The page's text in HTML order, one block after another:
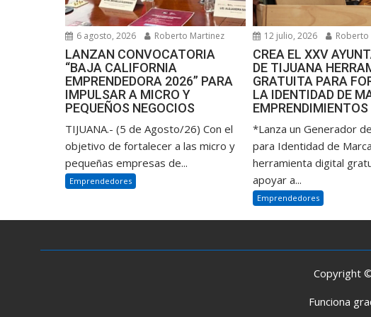
6 agosto, 2026 Roberto Martinez
LANZAN CONVOCATORIA
“BAJA CALIFORNIA
EMPRENDEDORA 2026” PARA
IMPULSAR A MICRO Y
PEQUEÑOS NEGOCIOS
TIJUANA.- (5 de Agosto/26) Con el
objetivo de fortalecer a las micro y
pequeñas empresas de...
Emprendedores
12 julio, 2026 Roberto
CREA EL XXV
DE TIJUANA
GRATUITA PARA
LA IDENTIDAD DE
EMPRENDIMIENTOS
*Lanza un Generador
para Identidad de
herramienta digital
apoyar a...
Emprendedores
Copyright
Funciona